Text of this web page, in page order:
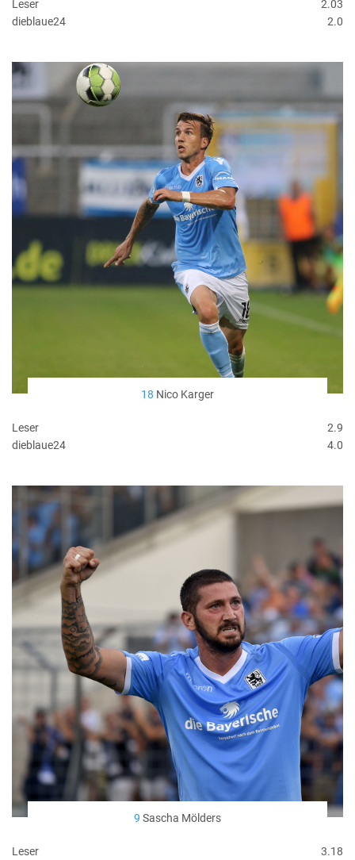
Leser
2.03
dieblaue24
2.0
18 Nico Karger
Leser
2.9
dieblaue24
4.0
9 Sascha Mölders
Leser
3.18